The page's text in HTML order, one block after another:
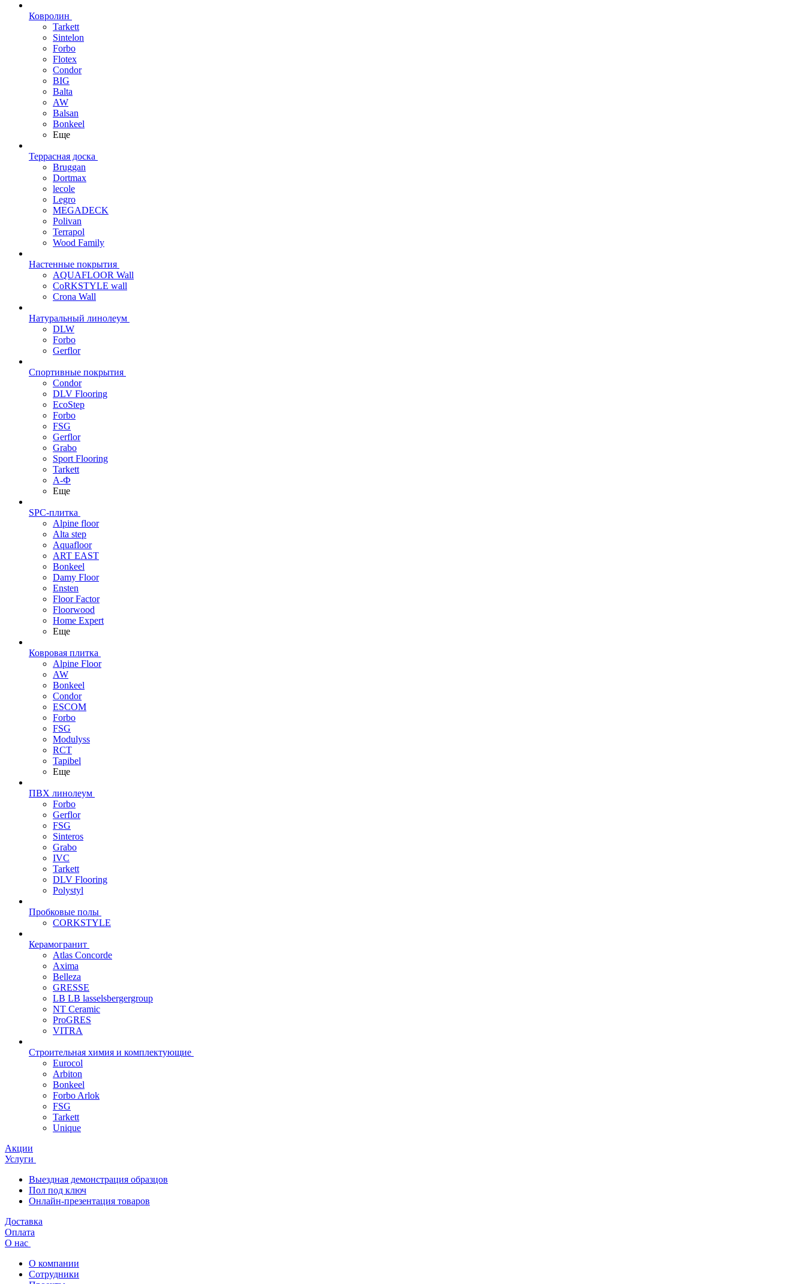
Ковролин
Tarkett
Sintelon
Forbo
Flotex
Condor
BIG
Balta
AW
Balsan
Bonkeel
Еще
Террасная доска
Bruggan
Dortmax
lecole
Legro
MEGADECK
Polivan
Terrapol
Wood Family
Настенные покрытия
AQUAFLOOR Wall
CoRKSTYLE wall
Crona Wall
Натуральный линолеум
DLW
Forbo
Gerflor
Спортивные покрытия
Condor
DLV Flooring
EcoStep
Forbo
FSG
Gerflor
Grabo
Sport Flooring
Tarkett
А-Ф
Еще
SPC-плитка
Alpine floor
Alta step
Aquafloor
ART EAST
Bonkeel
Damy Floor
Ensten
Floor Factor
Floorwood
Home Expert
Еще
Ковровая плитка
Alpine Floor
AW
Bonkeel
Condor
ESCOM
Forbo
FSG
Modulyss
RCT
Tapibel
Еще
ПВХ линолеум
Forbo
Gerflor
FSG
Sinteros
Grabo
IVC
Tarkett
DLV Flooring
Polystyl
Пробковые полы
CORKSTYLE
Керамогранит
Atlas Concorde
Axima
Belleza
GRESSE
LB LB lasselsbergergroup
NT Ceramic
ProGRES
VITRA
Строительная химия и комплектующие
Eurocol
Arbiton
Bonkeel
Forbo Arlok
FSG
Tarkett
Unique
Акции
Услуги
Выездная демонстрация образцов
Пол под ключ
Онлайн-презентация товаров
Доставка
Оплата
О нас
О компании
Сотрудники